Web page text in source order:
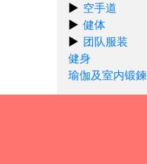
空手道
健体
团队服装
健身
瑜伽及室内锻鍊